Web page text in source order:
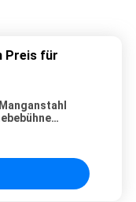
Preis für